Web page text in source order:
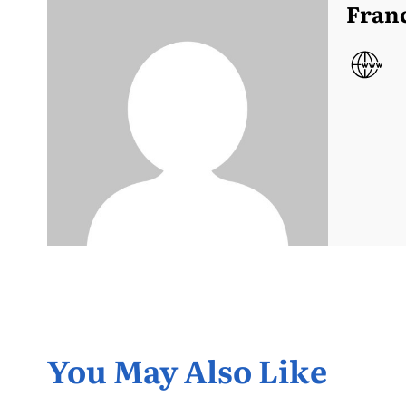
You May Also Like